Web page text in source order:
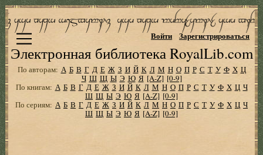
Электронная библиотека RoyalLib.com
Войти Зарегистрироваться
По авторам: А Б В Г Д Е Ж З И Й К Л М Н О П Р С Т У Ф Х Ц
Ч Ш Щ Ы Э Ю Я [A-Z] [0-9]
По книгам: А Б В Г Д Е Ж З И Й К Л М Н О П Р С Т У Ф Х Ц Ч
Ш Щ Ы Э Ю Я [A-Z] [0-9]
По сериям: А Б В Г Д Е Ж З И Й К Л М Н О П Р С Т У Ф Х Ц Ч
Ш Щ Ы Э Ю Я [A-Z] [0-9]